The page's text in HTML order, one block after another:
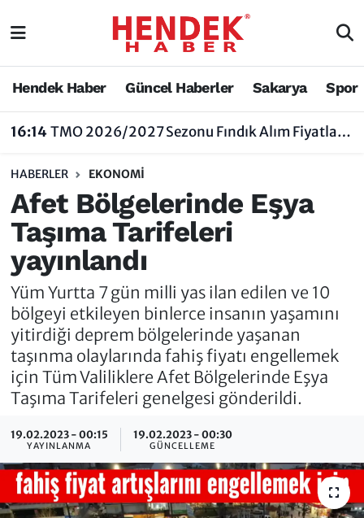
Hendek Haber Güncel Haberler Sakarya Spor
16:14TMO 2026/2027 Sezonu Fındık Alım Fiyatlarını Açıkladı
HABERLER EKONOMI
Afet Bölgelerinde Eşya
Taşıma Tarifeleri
yayınlandı
Yüm Yurtta 7 gün milli yas ilan edilen ve 10
bölgeyi etkileyen binlerce insanın yaşamını
yitirdiği deprem bölgelerinde yaşanan
taşınma olaylarında fahiş fiyatı engellemek
için Tüm Valiliklere Afet Bölgelerinde Eşya
Taşıma Tarifeleri genelgesi gönderildi.
19.02.2023 - 00:15
YAYINLANMA
19.02.2023 - 00:30
GÜNCELLEME
Hendek Haber
Nöbetçi Eczaneler
Vefat Edenler
Hendek Haber
Hakkında
Hendek Haber Reklam Servisi
Künye
İletişim
Sakarya Nöbetçi Eczaneler
Sakarya Trafik Yoğunluk Haritası
Tüm Manşetler
Son Dakika Haberleri
Haber Arşivi